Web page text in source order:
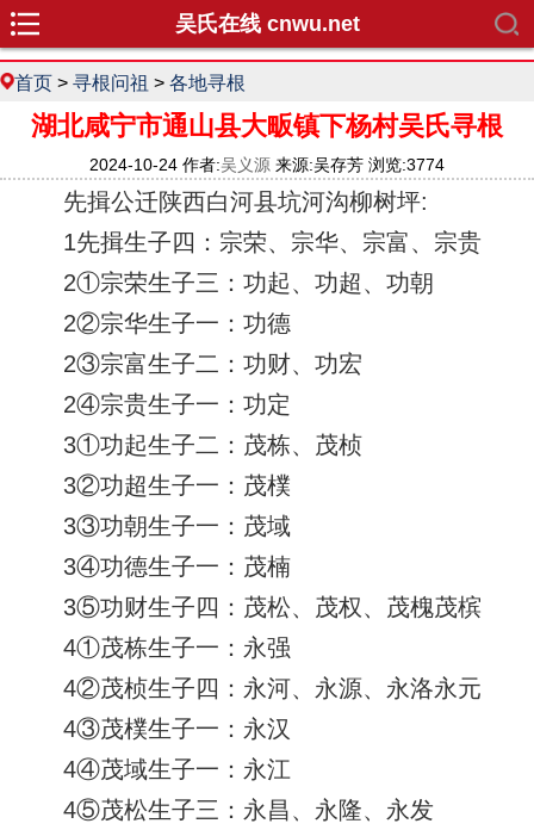
吴氏在线 cnwu.net
首页 > 寻根问祖 > 各地寻根
湖北咸宁市通山县大畈镇下杨村吴氏寻根
2024-10-24 作者:吴义源 来源:吴存芳 浏览:3774
先揖公迁陕西白河县坑河沟柳树坪:
1先揖生子四：宗荣、宗华、宗富、宗贵
2①宗荣生子三：功起、功超、功朝
2②宗华生子一：功德
2③宗富生子二：功财、功宏
2④宗贵生子一：功定
3①功起生子二：茂栋、茂桢
3②功超生子一：茂樸
3③功朝生子一：茂域
3④功德生子一：茂楠
3⑤功财生子四：茂松、茂权、茂槐茂槟
4①茂栋生子一：永强
4②茂桢生子四：永河、永源、永洛永元
4③茂樸生子一：永汉
4④茂域生子一：永江
4⑤茂松生子三：永昌、永隆、永发